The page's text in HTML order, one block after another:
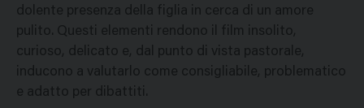
dolente presenza della figlia in cerca di un amore
pulito. Questi elementi rendono il film insolito,
curioso, delicato e, dal punto di vista pastorale,
inducono a valutarlo come consigliabile, problematico
e adatto per dibattiti.